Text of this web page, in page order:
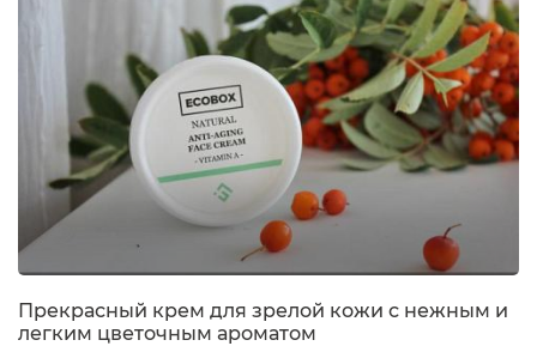
Но стремление было и не к этому, а к созданию
продукции, наиболее доступной по цене. Давайте...
Прекрасный крем для зрелой кожи с нежным и
легким цветочным ароматом